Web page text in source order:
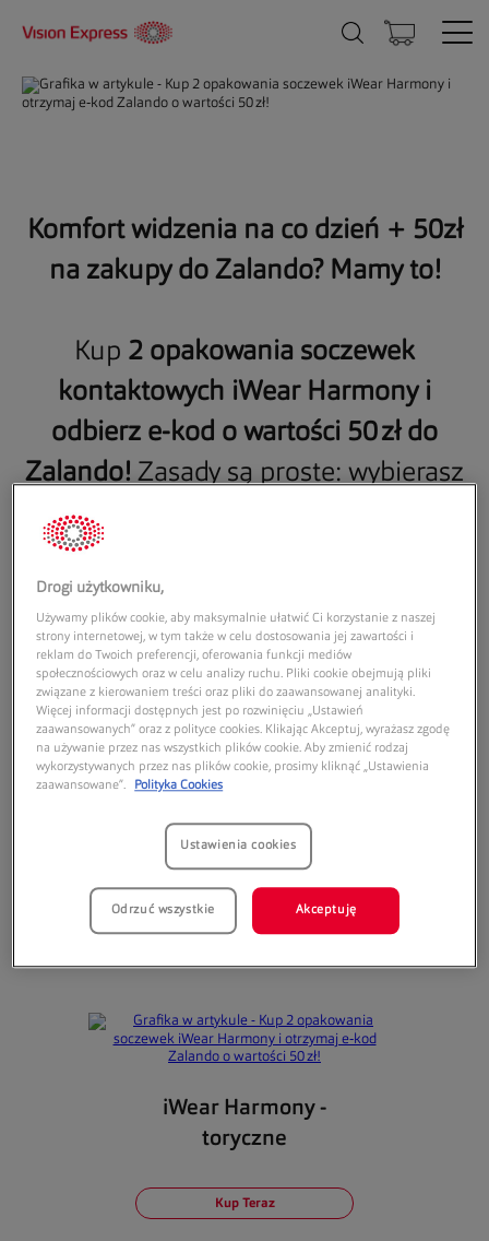
Komfort widzenia na co dzień + 50zł
na zakupy do Zalando? Mamy to!
Kup 2 opakowania soczewek
kontaktowych iWear Harmony i
odbierz e-kod o wartości 50 zł do
Zalando! Zasady są proste: wybierasz
zdrowe i wygodne soczewki, a w
prezencie zyskujesz zniżkę na nowe
ubrania, buty czy dodatki.
iWear Harmony -
sferyczne
Kup teraz
iWear Harmony -
toryczne
Kup Teraz
Drogi użytkowniku,
Używamy plików cookie, aby maksymalnie ułatwić Ci korzystanie z naszej
strony internetowej, w tym także w celu dostosowania jej zawartości i
reklam do Twoich preferencji, oferowania funkcji mediów
społecznościowych oraz w celu analizy ruchu. Pliki cookie obejmują pliki
związane z kierowaniem treści oraz pliki do zaawansowanej analityki.
Więcej informacji dostępnych jest po rozwinięciu „Ustawień
zaawansowanych” oraz z polityce cookies. Klikając Akceptuj, wyrażasz zgodę
na używanie przez nas wszystkich plików cookie. Aby zmienić rodzaj
wykorzystywanych przez nas plików cookie, prosimy kliknąć „Ustawienia
zaawansowane”.
Polityka Cookies
Ustawienia cookies
Odrzuć wszystkie Akceptuję